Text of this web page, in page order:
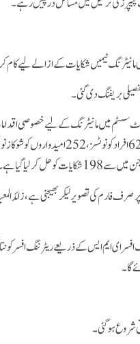
بریفنگ دی گئی۔
سسٹم میں مانیٹرنگ کے لیے خصوصی
فارم کی تصویر لیکر بھیجنی ہے، زائد
ای ایم ایس کے ذریعے ریٹرننگ افسر کو
گا۔
شروع ہوگئی۔